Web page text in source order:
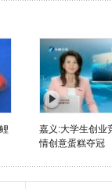
嘉义:大学生创业
情创意蛋糕夺冠